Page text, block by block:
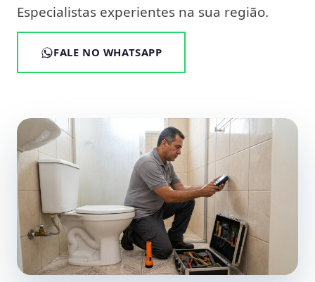
Especialistas experientes na sua região.
FALE NO WHATSAPP